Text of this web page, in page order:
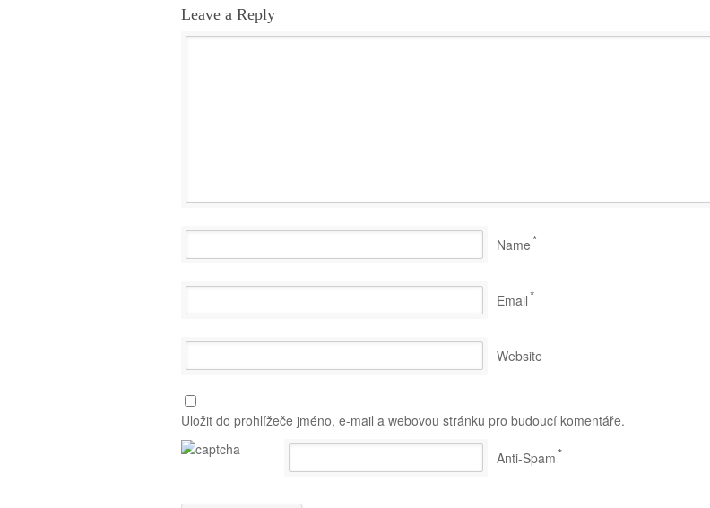
Leave a Reply
Name*
Email*
Website
Uložit do prohlížeče jméno, e-mail a webovou stránku pro budoucí komentáře.
Anti-Spam*